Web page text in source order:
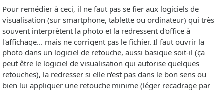
Pour remédier à ceci, il ne faut pas se fier aux logiciels de
visualisation (sur smartphone, tablette ou ordinateur) qui très
souvent interprètent la photo et la redressent d'office à
l'affichage... mais ne corrigent pas le fichier. Il faut ouvrir la
photo dans un logiciel de retouche, aussi basique soit-il (ça
peut être le logiciel de visualisation qui autorise quelques
retouches), la redresser si elle n'est pas dans le bon sens ou
bien lui appliquer une retouche minime (léger recadrage par